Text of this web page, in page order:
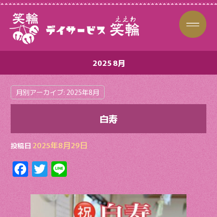
2025 8月
月別アーカイブ: 2025年8月
白寿
投稿日 2025年8月29日
F
ac
e
T
w
itt
Li
n
e